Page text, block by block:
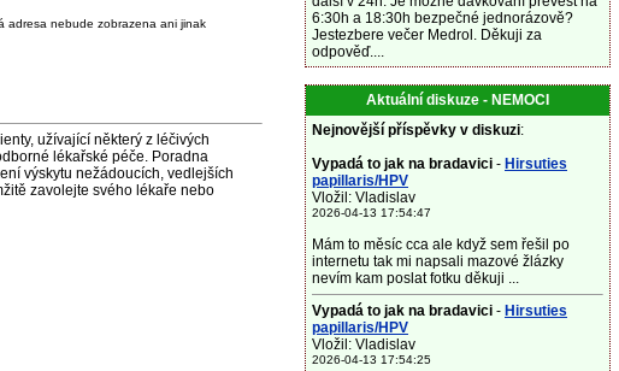
adresa nebude zobrazena ani jinak
užívající některý z léčivých
lékařské péče. Poradna
výskytu nežádoucích, vedlejších
zavolejte svého lékaře nebo
6:30h a 18:30h bezpečné jednorázově?
Jestezbere večer Medrol. Děkuji za
odpověď....
Aktuální diskuze - NEMOCI
Nejnovější příspěvky v diskuzi:
Vypadá to jak na bradavici - Hirsuties
papillaris/HPV
Vložil: Vladislav
2026-04-13 17:54:47
Mám to měsíc cca ale když sem řešil po
internetu tak mi napsali mazové žlázky
nevím kam poslat fotku děkuji ...
Vypadá to jak na bradavici - Hirsuties
papillaris/HPV
Vložil: Vladislav
2026-04-13 17:54:25